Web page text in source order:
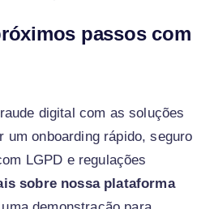
passos com
digital com as soluções
um onboarding rápido, seguro
LGPD e regulações
sobre nossa plataforma